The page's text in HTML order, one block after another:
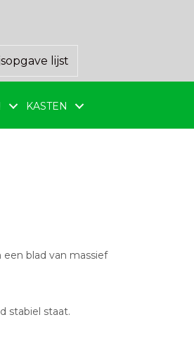
lijst
KASTEN
blad van massief
stabiel staat.